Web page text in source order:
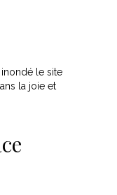
le site
la joie et